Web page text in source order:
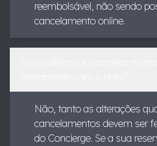
reembolsável, não sendo
cancelamento online.
Não, tanto as alterações
cancelamentos devem ser
do Concierge. Se a sua